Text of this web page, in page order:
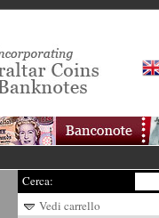
Cerca:
Vedi carrello